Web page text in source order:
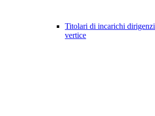
Titolari di incarichi
vertice